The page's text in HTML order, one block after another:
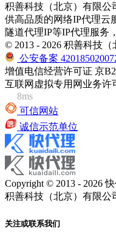
积善科技（北京）有限公
供高品质的网络IP代理云
隧道代理IP等IP代理服务
© 2013 - 2026 积善科技（
公安备案
增值电信经营许可证 京
互联网虚拟专用网业务许
8ms
可信网站
诚信示范单位
Copyright © 2013 - 2026
积善科技（北京）有限公
关注或联系我们